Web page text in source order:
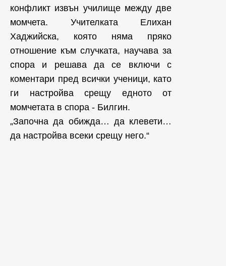
конфликт извън училище между две
момчета. Учителката Елихан
Хаджийска, която няма пряко
отношение към случката, научава за
спора и решава да се включи с
коментари пред всички ученици, като
ги настройва срещу едното от
момчетата в спора - Билгин.
„Започна да обижда… да клевети…
да настройва всеки срещу него.“